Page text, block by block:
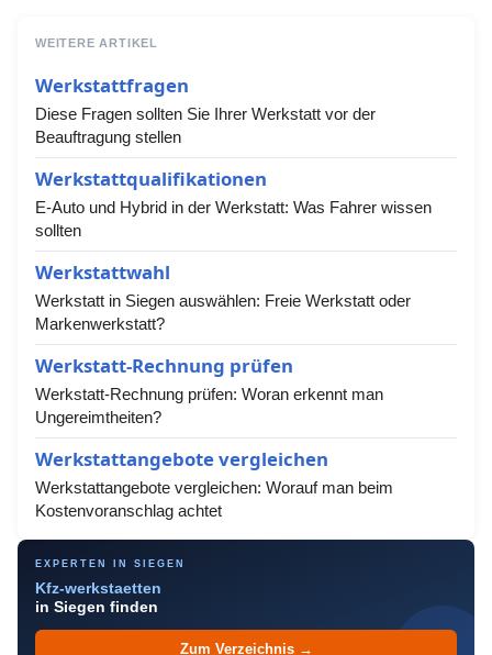
WEITERE ARTIKEL
Werkstattfragen
Diese Fragen sollten Sie Ihrer Werkstatt vor der
Beauftragung stellen
Werkstattqualifikationen
E-Auto und Hybrid in der Werkstatt: Was Fahrer wissen
sollten
Werkstattwahl
Werkstatt in Siegen auswählen: Freie Werkstatt oder
Markenwerkstatt?
Werkstatt-Rechnung prüfen
Werkstatt-Rechnung prüfen: Woran erkennt man
Ungereimtheiten?
Werkstattangebote vergleichen
Werkstattangebote vergleichen: Worauf man beim
Kostenvoranschlag achtet
EXPERTEN IN SIEGEN
Kfz-werkstaetten
in Siegen finden
Zum Verzeichnis →